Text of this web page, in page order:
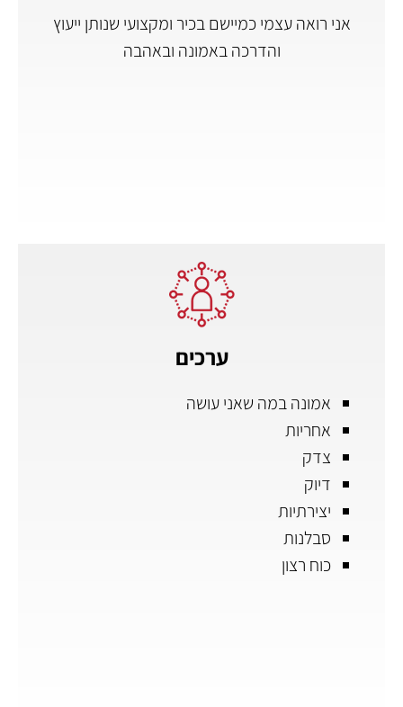
אני רואה עצמי כמיישם בכיר ומקצועי שנותן ייעוץ
והדרכה באמונה ובאהבה
ערכים
אמונה במה שאני עושה
אחריות
צדק
דיוק
יצירתיות
סבלנות
כוח רצון